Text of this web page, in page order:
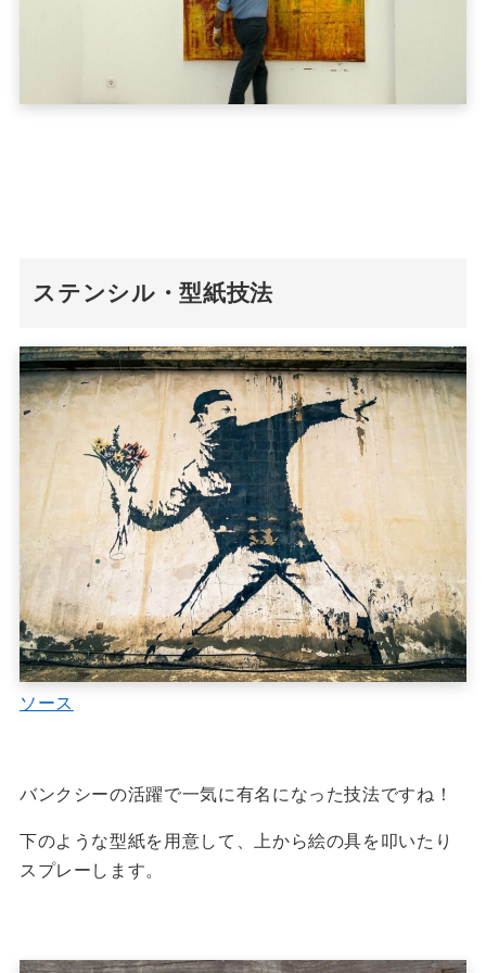
ステンシル・型紙技法
ソース
バンクシーの活躍で一気に有名になった技法ですね！
下のような型紙を用意して、上から絵の具を叩いたり
スプレーします。